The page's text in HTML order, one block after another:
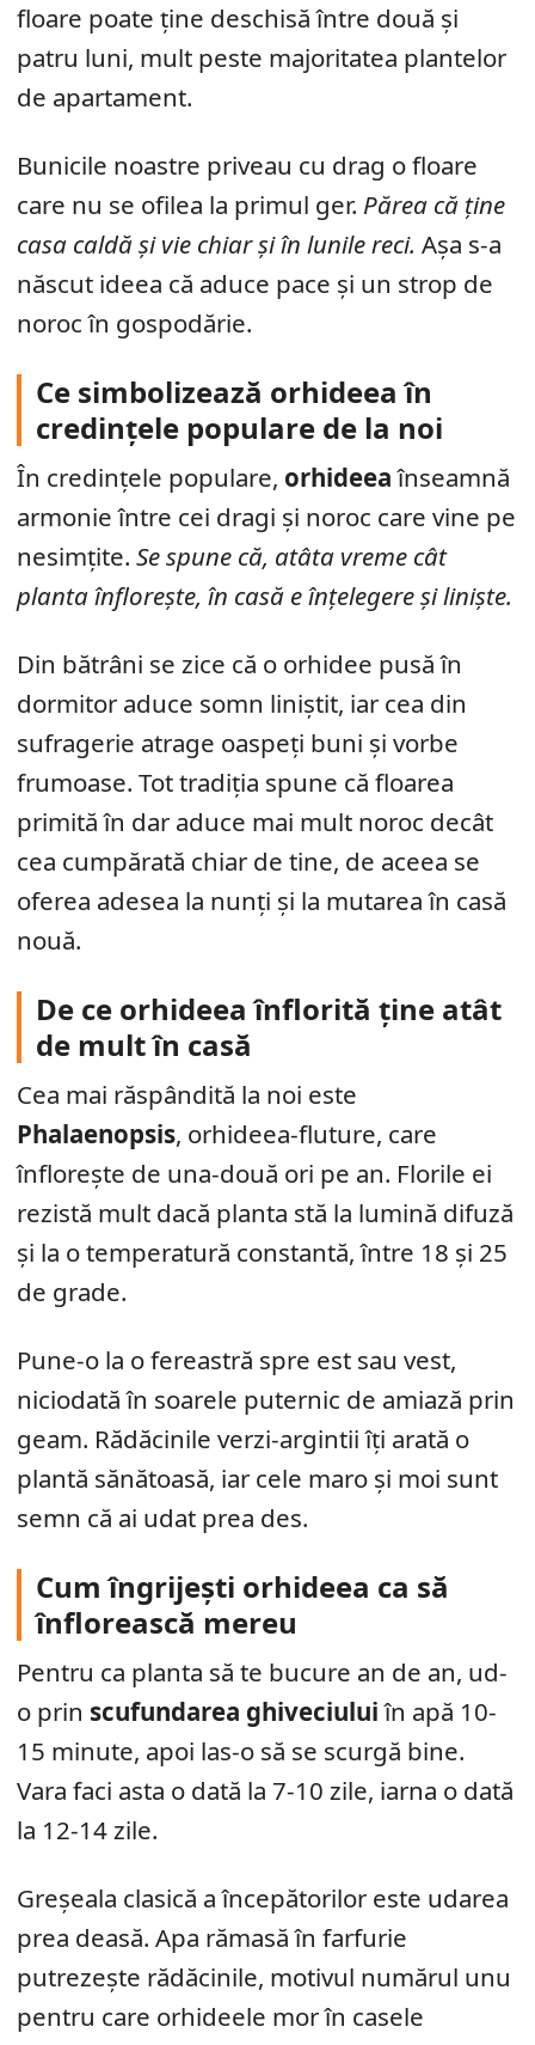
floare poate ține deschisă între două și
patru luni, mult peste majoritatea plantelor
de apartament.
Bunicile noastre priveau cu drag o floare
care nu se ofilea la primul ger. Părea că ține
casa caldă și vie chiar și în lunile reci. Așa s-a
născut ideea că aduce pace și un strop de
noroc în gospodărie.
Ce simbolizează orhideea în
credințele populare de la noi
În credințele populare, orhideeaînseamnă
armonie între cei dragi și noroc care vine pe
nesimțite. Se spune că, atâta vreme cât
planta înflorește, în casă e înțelegere și liniște.
Din bătrâni se zice că o orhidee pusă în
dormitor aduce somn liniștit, iar cea din
sufragerie atrage oaspeți buni și vorbe
frumoase. Tot tradiția spune că floarea
primită în dar aduce mai mult noroc decât
cea cumpărată chiar de tine, de aceea se
oferea adesea la nunți și la mutarea în casă
nouă.
De ce orhideea înflorită ține atât
de mult în casă
Cea mai răspândită la noi este
Phalaenopsis, orhideea-fluture, care
înflorește de una-două ori pe an. Florile ei
rezistă mult dacă planta stă la lumină difuză
și la o temperatură constantă, între 18 și 25
de grade.
Pune-o la o fereastră spre est sau vest,
niciodată în soarele puternic de amiază prin
geam. Rădăcinile verzi-argintii îți arată o
plantă sănătoasă, iar cele maro și moi sunt
semn că ai udat prea des.
Cum îngrijești orhideea ca să
înflorească mereu
Pentru ca planta să te bucure an de an, ud-
o prin scufundarea ghiveciuluiîn apă 10-
15 minute, apoi las-o să se scurgă bine.
Vara faci asta o dată la 7-10 zile, iarna o dată
la 12-14 zile.
Greșeala clasică a începătorilor este udarea
prea deasă. Apa rămasă în farfurie
putrezește rădăcinile, motivul numărul unu
pentru care orhideele mor în casele